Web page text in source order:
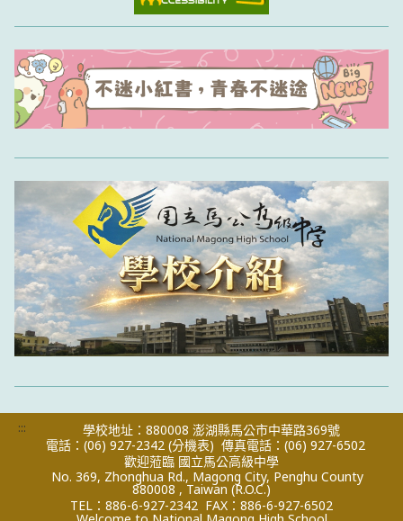
:::
學校地址：880008 澎湖縣馬公市中華路369號
電話：(06) 927-2342 (分機表) 傳真電話：(06) 927-6502
歡迎蒞臨 國立馬公高級中學
No. 369, Zhonghua Rd., Magong City, Penghu County
880008 , Taiwan (R.O.C.)
TEL：886-6-927-2342 FAX：886-6-927-6502